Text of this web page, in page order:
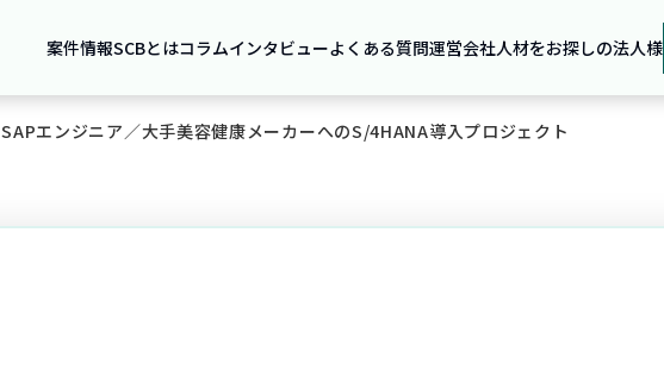
案件情報SCBとはコラムインタビューよくある質問運営会社人材をお探しの法人様
SAPエンジニア／大手美容健康メーカーへのS/4HANA導入プロジェクト